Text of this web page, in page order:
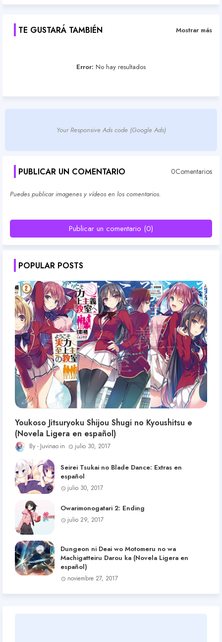
TE GUSTARÁ TAMBIÉN Mostrar más
Error: No hay resultados
Your Responsive Ads code (Google Ads)
PUBLICAR UN COMENTARIO 0Comentarios
Puedes publicar imagenes y vídeos en los comentarios.
Publicar un comentario (0)
POPULAR POSTS
Youkoso Jitsuryoku Shijou Shugi no Kyoushitsu e
(Novela Ligera en español)
Juvinao julio 30, 2017
Seirei Tsukai no Blade Dance: Extras en
español
julio 30, 2017
Owarimonogatari 2: Ending
julio 29, 2017
Dungeon ni Deai wo Motomeru no wa
Machigatteiru Darou ka (Novela Ligera en
español)
noviembre 27, 2017